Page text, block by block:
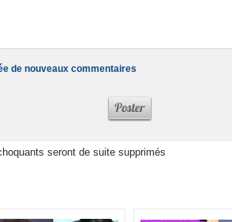
de nouveaux commentaires
seront de suite supprimés